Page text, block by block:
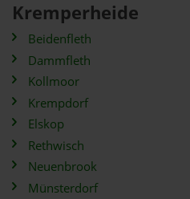
Kremperheide
Beidenfleth
Dammfleth
Kollmoor
Krempdorf
Elskop
Rethwisch
Neuenbrook
Münsterdorf